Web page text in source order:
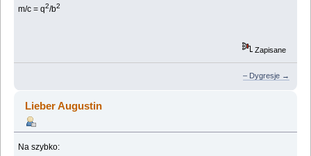
m/c = q2/b2
Zapisane
– Dygresje →
Lieber Augustin
Na szybko: